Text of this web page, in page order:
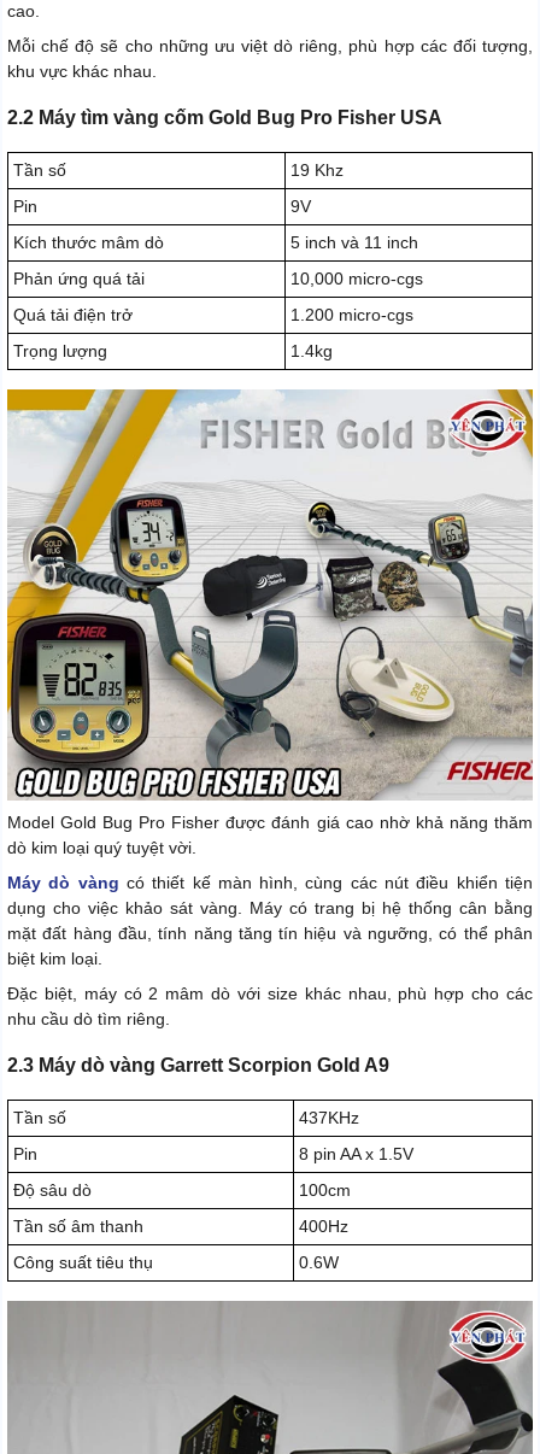
cao.
Mỗi chế độ sẽ cho những ưu việt dò riêng, phù hợp các đối tượng,
khu vực khác nhau.
2.2 Máy tìm vàng cốm Gold Bug Pro Fisher USA
Tần số
19 Khz
Pin
9V
Kích thước mâm dò
5 inch và 11 inch
Phản ứng quá tải
10,000 micro-cgs
Quá tải điện trở
1.200 micro-cgs
Trọng lượng
1.4kg
Model Gold Bug Pro Fisher được đánh giá cao nhờ khả năng thăm
dò kim loại quý tuyệt vời.
Máy dò vàng có thiết kế màn hình, cùng các nút điều khiển tiện
dụng cho việc khảo sát vàng. Máy có trang bị hệ thống cân bằng
mặt đất hàng đầu, tính năng tăng tín hiệu và ngưỡng, có thể phân
biệt kim loại.
Đặc biệt, máy có 2 mâm dò với size khác nhau, phù hợp cho các
nhu cầu dò tìm riêng.
2.3 Máy dò vàng Garrett Scorpion Gold A9
Tần số
437KHz
Pin
8 pin AA x 1.5V
Độ sâu dò
100cm
Tần số âm thanh
400Hz
Công suất tiêu thụ
0.6W